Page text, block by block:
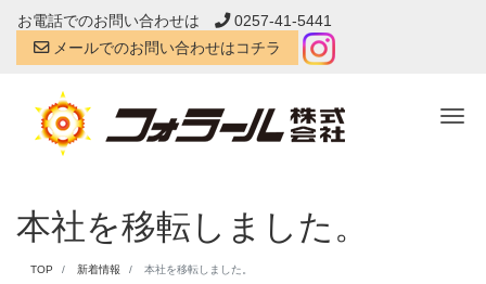
お電話でのお問い合わせは
0257-41-5441
メールでのお問い合わせはコチラ
本社を移転しました。
TOP 新着情報 本社を移転しました。